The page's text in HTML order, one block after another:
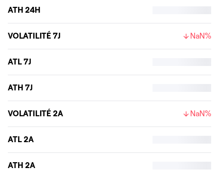
ATH 24H
VOLATILITÉ 7J NaN%
ATL 7J
ATH 7J
VOLATILITÉ 2A NaN%
ATL 2A
ATH 2A